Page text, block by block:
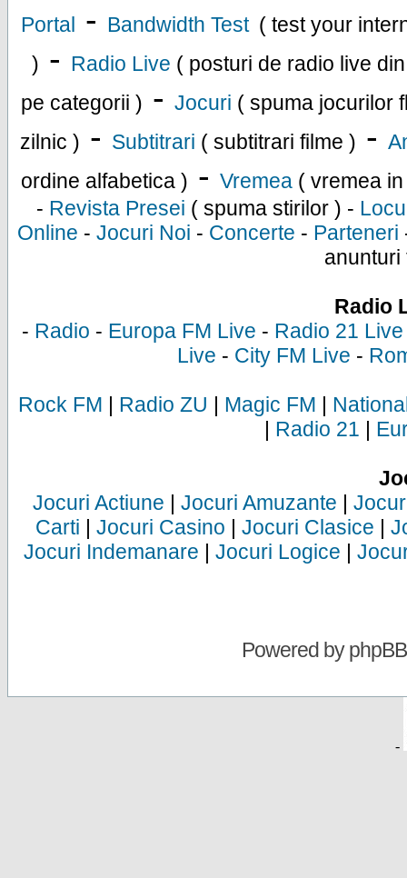
Portal - Bandwidth Test ( test your
) - Radio Live ( posturi de radio live
pe categorii ) - Jocuri ( spuma jocurilor
zilnic ) - Subtitrari ( subtitrari filme ) -
ordine alfabetica ) - Vremea ( vremea
- Revista Presei ( spuma stirilor ) -
Online - Jocuri Noi - Concerte - Parteneri
anunturi
Radio
- Radio - Europa FM Live - Radio 21 Live
Live - City FM Live -
Rock FM | Radio ZU | Magic FM |
| Radio 21 |
Jocuri Actiune | Jocuri Amuzante |
Carti | Jocuri Casino | Jocuri Clasice |
Jocuri Indemanare | Jocuri Logice |
Powered byphpBB
-